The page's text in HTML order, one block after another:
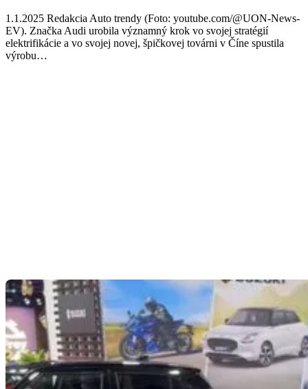
1.1.2025 Redakcia Auto trendy (Foto: youtube.com/@UON-News-
EV). Značka Audi urobila významný krok vo svojej stratégií
elektrifikácie a vo svojej novej, špičkovej továrni v Číne spustila
výrobu…